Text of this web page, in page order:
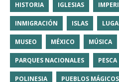
HISTORIA IGLESIAS
INMIGRACIÓN ISLAS
MUSEO MÉXICO MÚSICA
PARQUES NACIONALES PESCA
POLINESIA PUEBLOS MÁGICOS